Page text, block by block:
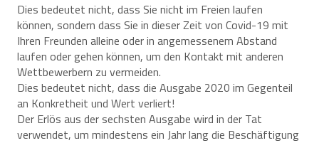
Dies bedeutet nicht, dass Sie nicht im Freien laufen
können, sondern dass Sie in dieser Zeit von Covid-19 mit
Ihren Freunden alleine oder in angemessenem Abstand
laufen oder gehen können, um den Kontakt mit anderen
Wettbewerbern zu vermeiden.
Dies bedeutet nicht, dass die Ausgabe 2020 im Gegenteil
an Konkretheit und Wert verliert!
Der Erlös aus der sechsten Ausgabe wird in der Tat
verwendet, um mindestens ein Jahr lang die Beschäftigung